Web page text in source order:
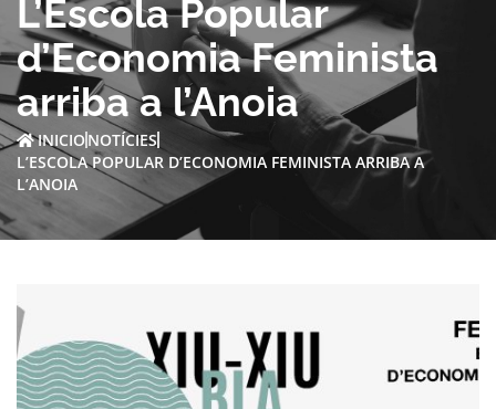
L’Escola Popular
d’Economia Feminista
arriba a l’Anoia
INICIO NOTÍCIES
L’ESCOLA POPULAR D’ECONOMIA FEMINISTA ARRIBA A
L’ANOIA